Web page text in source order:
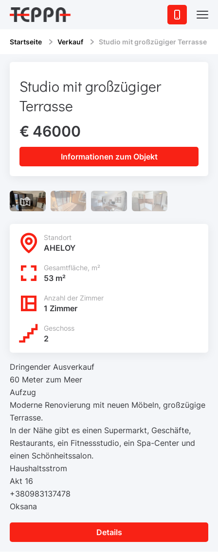
Startseite Verkauf Studio mit großzügiger Terrasse
Studio mit großzügiger
Terrasse
€ 46000
Informationen zum Objekt
Standort
AHELOY
Gesamtfläche, m²
53 m²
Anzahl der Zimmer
1 Zimmer
Geschoss
2
Dringender Ausverkauf
60 Meter zum Meer
Aufzug
Moderne Renovierung mit neuen Möbeln, großzügige
Terrasse.
In der Nähe gibt es einen Supermarkt, Geschäfte,
Restaurants, ein Fitnessstudio, ein Spa-Center und
einen Schönheitssalon.
Haushaltsstrom
Akt 16
+380983137478
Oksana
Details